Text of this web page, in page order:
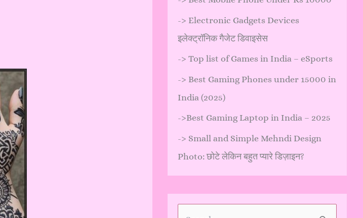
-> Electronic Gadgets Devices
इलेक्ट्रॉनिक गैजेट डिवाइसेस
-> Top list of Games in India – eSports
-> Best Gaming Phones under 15000 in
India (2025)
->Best Gaming Laptop in India – 2025
-> Small and Simple Mehndi Design
Photo: छोटे लेकिन बहुत प्यारे डिज़ाइन?